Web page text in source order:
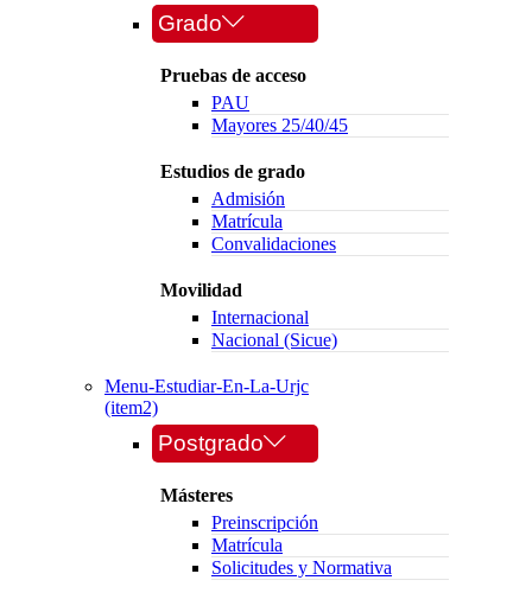
Grado
Pruebas de acceso
PAU
Mayores 25/40/45
Estudios de grado
Admisión
Matrícula
Convalidaciones
Movilidad
Internacional
Nacional (Sicue)
Menu-Estudiar-En-La-Urjc
(item2)
Postgrado
Másteres
Preinscripción
Matrícula
Solicitudes y Normativa